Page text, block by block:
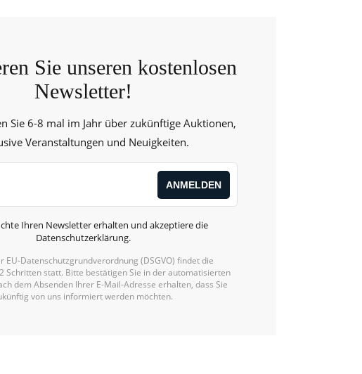
Sie unseren kostenlosen
Newsletter!
Sie 6-8 mal im Jahr über zukünftige Auktionen,
Veranstaltungen und Neuigkeiten.
Ihren Newsletter erhalten und akzeptiere die
Datenschutzerklärung.
Alternative:
EU-Datenschutzgrundverordnung (DSGVO) findet die
Schritten statt. Bitte bestätigen Sie in der automatisierten
dem Absenden Ihrer E-Mail-Adresse erhalten, dass Sie
von uns informiert werden möchten.